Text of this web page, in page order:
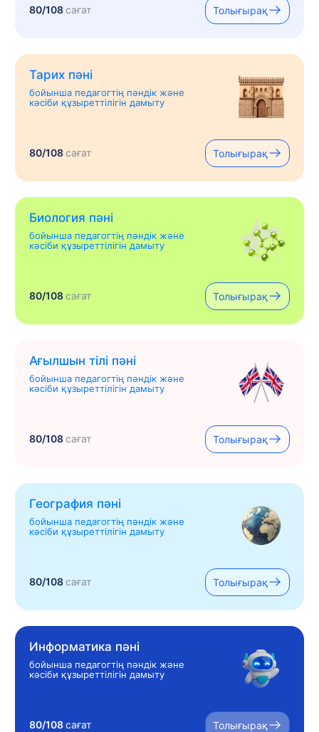
80/108сағат Толығырақ
Тарих пәні
бойынша педагогтің пәндік және
кәсіби құзыреттілігін дамыту
80/108сағат Толығырақ
Биология пәні
бойынша педагогтің пәндік және
кәсіби құзыреттілігін дамыту
80/108сағат Толығырақ
Ағылшын тілі пәні
бойынша педагогтің пәндік және
кәсіби құзыреттілігін дамыту
80/108сағат Толығырақ
География пәні
бойынша педагогтің пәндік және
кәсіби құзыреттілігін дамыту
80/108сағат Толығырақ
Информатика пәні
бойынша педагогтің пәндік және
кәсіби құзыреттілігін дамыту
80/108сағат Толығырақ